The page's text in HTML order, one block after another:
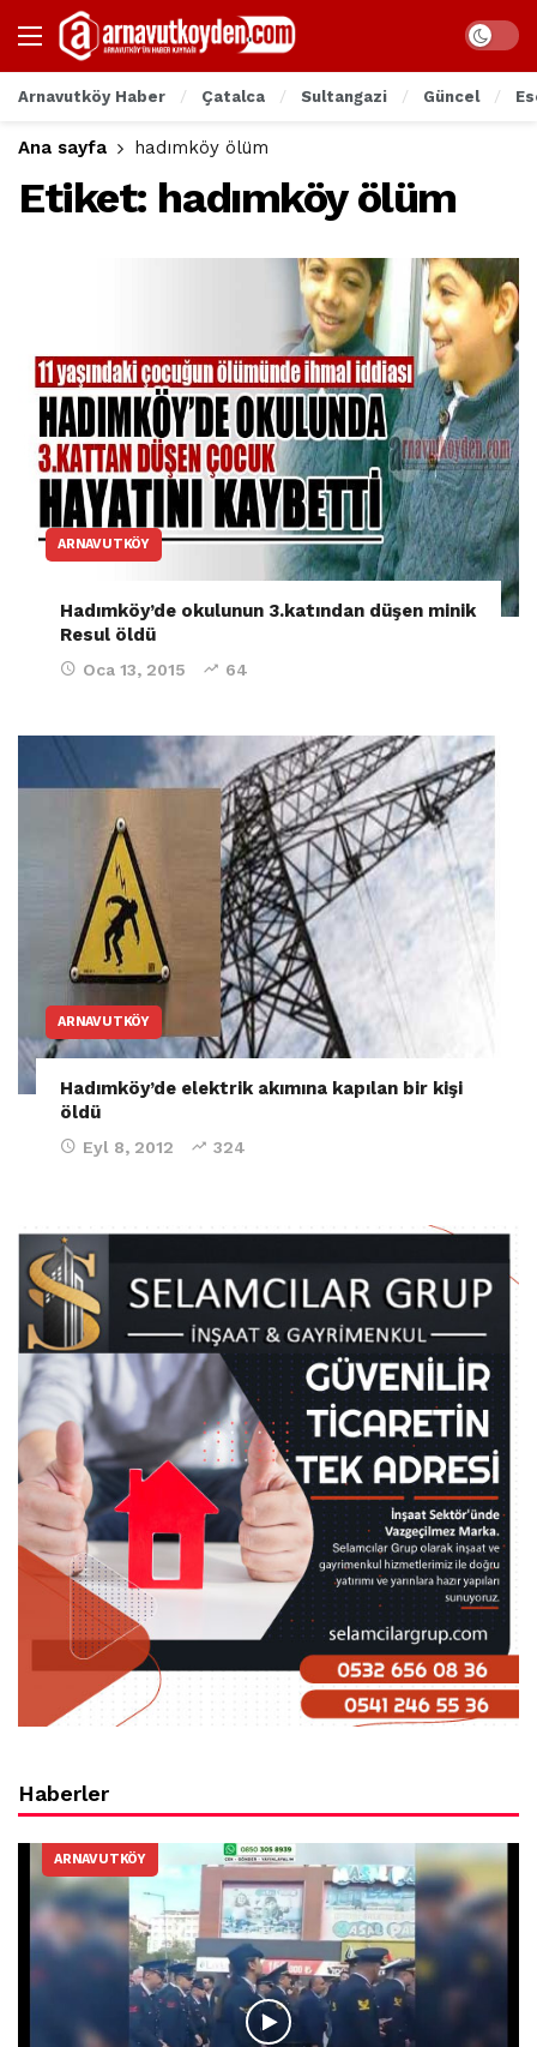
Arnavutköy Haber Çatalca Sultangazi Güncel
Ana sayfa hadımköy ölüm
Etiket: hadımköy ölüm
ARNAVUTKÖY
Hadımköy’de okulunun 3.katından düşen minik
Resul öldü
Oca 13, 2015 64
ARNAVUTKÖY
Hadımköy’de elektrik akımına kapılan bir kişi
öldü
Eyl 8, 2012 324
Haberler
ARNAVUTKÖY